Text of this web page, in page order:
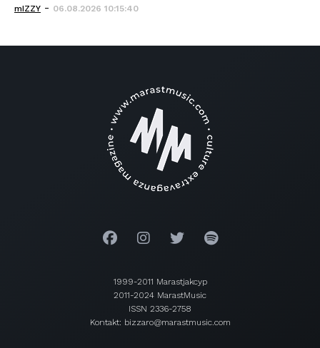
mIZZY - 06.08.2026 10:15:40
1999-2011 Marastjakcyp
2011-2024 MarastMusic
ISSN 2336-2758
Kontakt: bizzaro@marastmusic.com